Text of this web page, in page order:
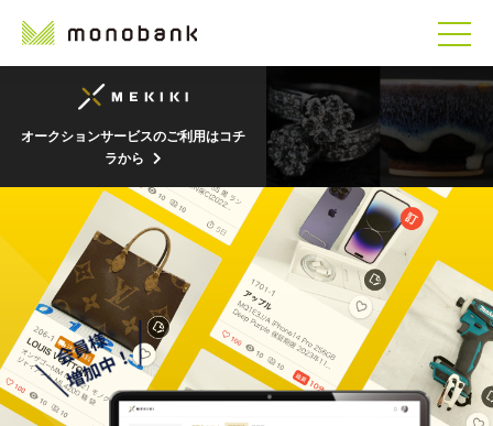
オークションサービスのご利用はコチ
ラから